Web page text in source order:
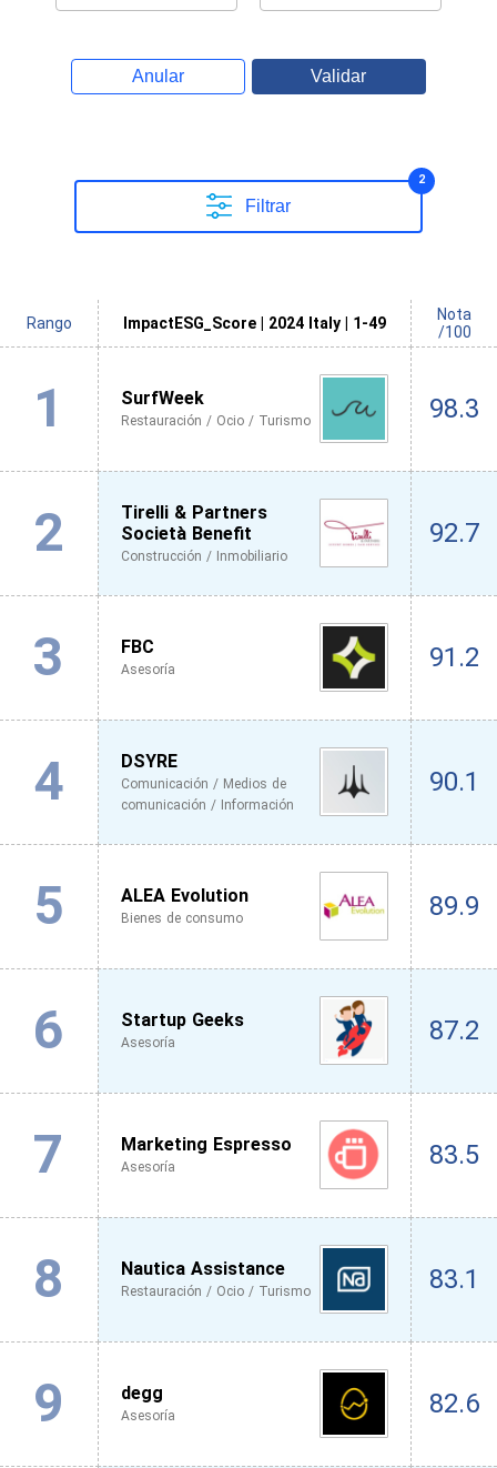
Anular Validar
Filtrar
2
Rango ImpactESG_Score | 2024 Italy | 1-49
Nota
/100
1 SurfWeek
Restauración / Ocio / Turismo 98.3
2
Tirelli & Partners
Società Benefit
Construcción / Inmobiliario
92.7
3 FBC
Asesoría 91.2
4 DSYRE
Comunicación / Medios de
comunicación / Información
90.1
5 ALEA Evolution
Bienes de consumo 89.9
6 Startup Geeks
Asesoría 87.2
7 Marketing Espresso
Asesoría 83.5
8 Nautica Assistance
Restauración / Ocio / Turismo 83.1
9 degg
Asesoría 82.6